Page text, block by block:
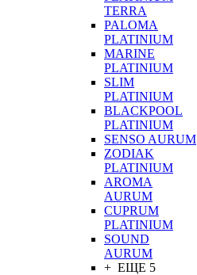
TERRA
PALOMA
PLATINIUM
MARINE
PLATINIUM
SLIM
PLATINIUM
BLACKPOOL
PLATINIUM
SENSO AURUM
ZODIAK
PLATINIUM
AROMA
AURUM
CUPRUM
PLATINIUM
SOUND
AURUM
+ ЕЩЕ 5